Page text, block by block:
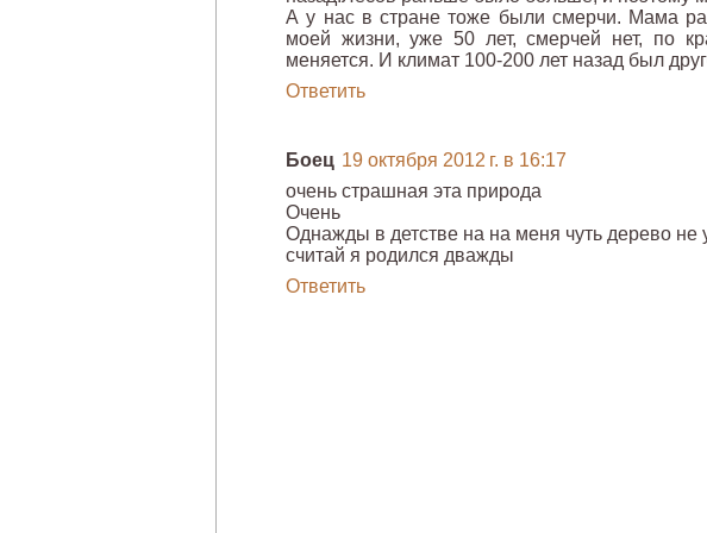
А у нас в стране тоже были смерчи. Мама
моей жизни, уже 50 лет, смерчей нет, по
меняется. И климат 100-200 лет назад был
Ответить
Боец 19 октября 2012 г. в 16:17
очень страшная эта природа
Очень
Однажды в детстве на на меня чуть дерево не
считай я родился дважды
Ответить